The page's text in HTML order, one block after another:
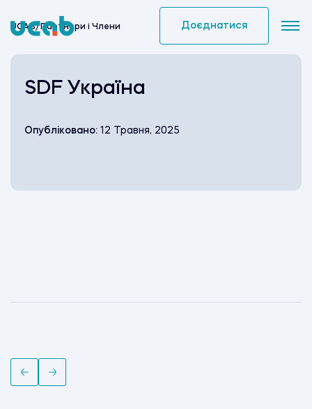
to
Доєднатися
UCAB/Партнери i Члени
SDF Україна
Опубліковано: 12 Травня, 2025